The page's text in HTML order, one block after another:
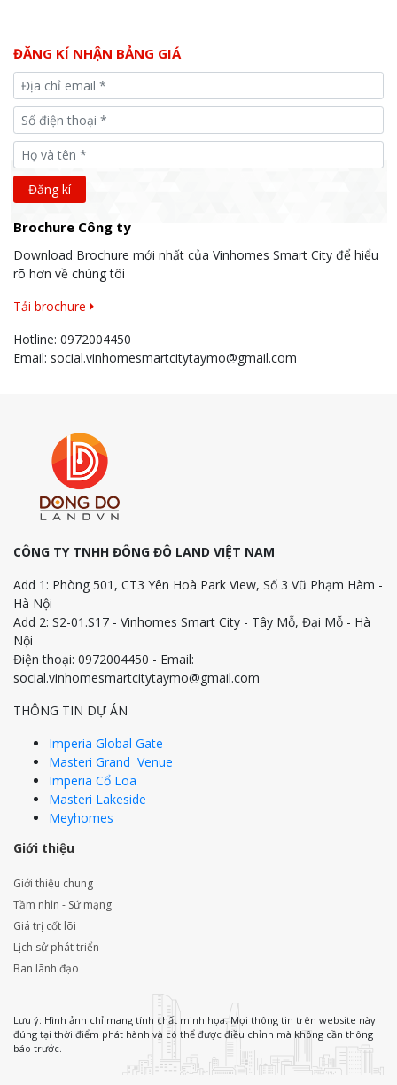
ĐĂNG KÍ NHẬN BẢNG GIÁ
Brochure Công ty
Download Brochure mới nhất của Vinhomes Smart City để hiểu
rõ hơn về chúng tôi
Tải brochure
Hotline: 0972004450
Email: social.vinhomesmartcitytaymo@gmail.com
CÔNG TY TNHH ĐÔNG ĐÔ LAND VIỆT NAM
Add 1: Phòng 501, CT3 Yên Hoà Park View, Số 3 Vũ Phạm Hàm -
Hà Nội
Add 2: S2-01.S17 - Vinhomes Smart City - Tây Mỗ, Đại Mỗ - Hà
Nội
Điện thoại: 0972004450 - Email:
social.vinhomesmartcitytaymo@gmail.com
THÔNG TIN DỰ ÁN
Imperia Global Gate
Masteri Grand Venue
Imperia Cổ Loa
Masteri Lakeside
Meyhomes
Giới thiệu
Giới thiệu chung
Tầm nhìn - Sứ mạng
Giá trị cốt lõi
Lịch sử phát triển
Ban lãnh đạo
Lưu ý: Hình ảnh chỉ mang tính chất minh họa. Mọi thông tin trên website này
đúng tại thời điểm phát hành và có thể được điều chỉnh mà không cần thông
báo trước.